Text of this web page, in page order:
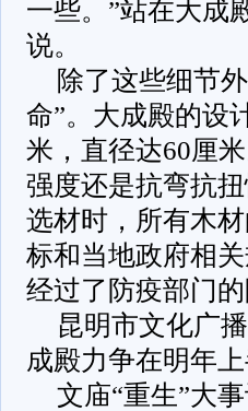
一些。”站在大成
说。
除了这些细节
命”。大成殿的设
米，直径达60厘
强度还是抗弯抗
选材时，所有木
标和当地政府相
经过了防疫部门
昆明市文化广
成殿力争在明年
文庙“重生”大